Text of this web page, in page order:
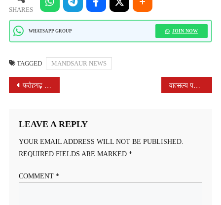
SHARES
WHATSAPP GROUP JOIN NOW
TAGGED MANDSAUR NEWS
POST
फतेहगढ़ विद्यालय में साइकिल वितरण के साथ आधुनिक प्री-प्राइमरी कक्षाओं का शुभारंभ ।
LEAVE A REPLY
YOUR EMAIL ADDRESS WILL NOT BE PUBLISHED.
REQUIRED FIELDS ARE MARKED *
COMMENT *